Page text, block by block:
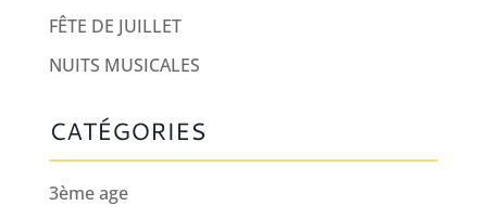
FÊTE DE JUILLET
NUITS MUSICALES
CATÉGORIES
3ème age